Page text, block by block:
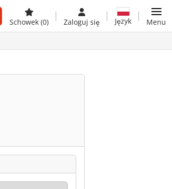
Schowek (0) Zaloguj się Język Menu